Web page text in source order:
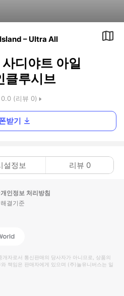
– Ultra All
디야트 아일
클루시브
0.0 (리뷰 0)
받기
설정보 리뷰 0
개인정보 처리방침
결기준
Global
개자로서 통신판매의 당사자가 아니므로, 상품의
책임은 판매자에게 있으며 (주)놀유니버스는 일